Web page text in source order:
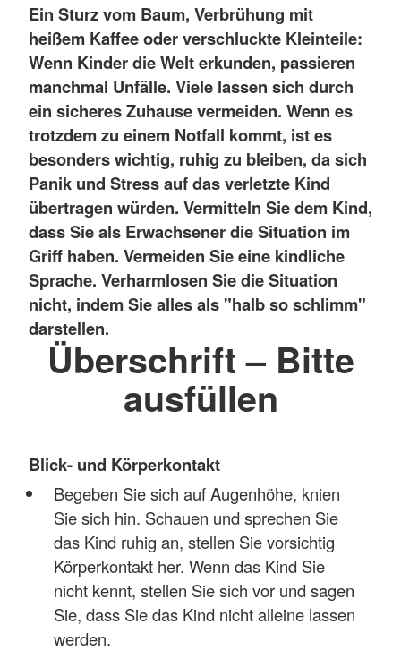
Ein Sturz vom Baum, Verbrühung mit
heißem Kaffee oder verschluckte Kleinteile:
Wenn Kinder die Welt erkunden, passieren
manchmal Unfälle. Viele lassen sich durch
ein sicheres Zuhause vermeiden. Wenn es
trotzdem zu einem Notfall kommt, ist es
besonders wichtig, ruhig zu bleiben, da sich
Panik und Stress auf das verletzte Kind
übertragen würden. Vermitteln Sie dem Kind,
dass Sie als Erwachsener die Situation im
Griff haben. Vermeiden Sie eine kindliche
Sprache. Verharmlosen Sie die Situation
nicht, indem Sie alles als "halb so schlimm"
darstellen.
Überschrift – Bitte
ausfüllen
Blick- und Körperkontakt
Begeben Sie sich auf Augenhöhe, knien
Sie sich hin. Schauen und sprechen Sie
das Kind ruhig an, stellen Sie vorsichtig
Körperkontakt her. Wenn das Kind Sie
nicht kennt, stellen Sie sich vor und sagen
Sie, dass Sie das Kind nicht alleine lassen
werden.